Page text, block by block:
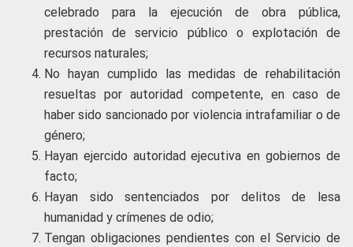
celebrado para la ejecución de obra pública,
prestación de servicio público o explotación de
recursos naturales;
No hayan cumplido las medidas de rehabilitación
resueltas por autoridad competente, en caso de
haber sido sancionado por violencia intrafamiliar o de
género;
Hayan ejercido autoridad ejecutiva en gobiernos de
facto;
Hayan sido sentenciados por delitos de lesa
humanidad y crímenes de odio;
Tengan obligaciones pendientes con el Servicio de